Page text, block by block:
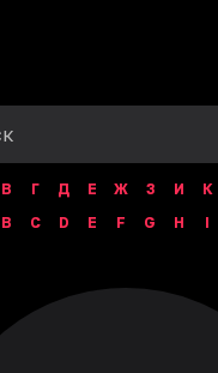
В Г Д Е Ж З И К
B C D E F G H I